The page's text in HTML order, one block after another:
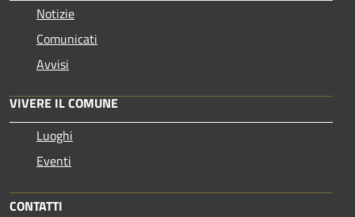
Notizie
Comunicati
Avvisi
VIVERE IL COMUNE
Luoghi
Eventi
CONTATTI